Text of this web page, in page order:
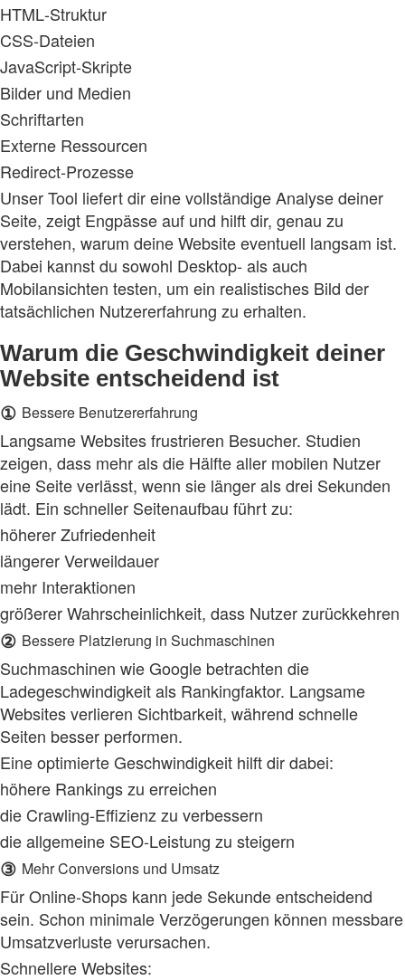
HTML‑Struktur
CSS‑Dateien
JavaScript‑Skripte
Bilder und Medien
Schriftarten
Externe Ressourcen
Redirect‑Prozesse
Unser Tool liefert dir eine vollständige Analyse deiner
Seite, zeigt Engpässe auf und hilft dir, genau zu
verstehen, warum deine Website eventuell langsam ist.
Dabei kannst du sowohl Desktop‑ als auch
Mobilansichten testen, um ein realistisches Bild der
tatsächlichen Nutzererfahrung zu erhalten.
Warum die Geschwindigkeit deiner
Website entscheidend ist
① Bessere Benutzererfahrung
Langsame Websites frustrieren Besucher. Studien
zeigen, dass mehr als die Hälfte aller mobilen Nutzer
eine Seite verlässt, wenn sie länger als drei Sekunden
lädt. Ein schneller Seitenaufbau führt zu:
höherer Zufriedenheit
längerer Verweildauer
mehr Interaktionen
größerer Wahrscheinlichkeit, dass Nutzer zurückkehren
② Bessere Platzierung in Suchmaschinen
Suchmaschinen wie Google betrachten die
Ladegeschwindigkeit als Rankingfaktor. Langsame
Websites verlieren Sichtbarkeit, während schnelle
Seiten besser performen.
Eine optimierte Geschwindigkeit hilft dir dabei:
höhere Rankings zu erreichen
die Crawling‑Effizienz zu verbessern
die allgemeine SEO‑Leistung zu steigern
③ Mehr Conversions und Umsatz
Für Online‑Shops kann jede Sekunde entscheidend
sein. Schon minimale Verzögerungen können messbare
Umsatzverluste verursachen.
Schnellere Websites: